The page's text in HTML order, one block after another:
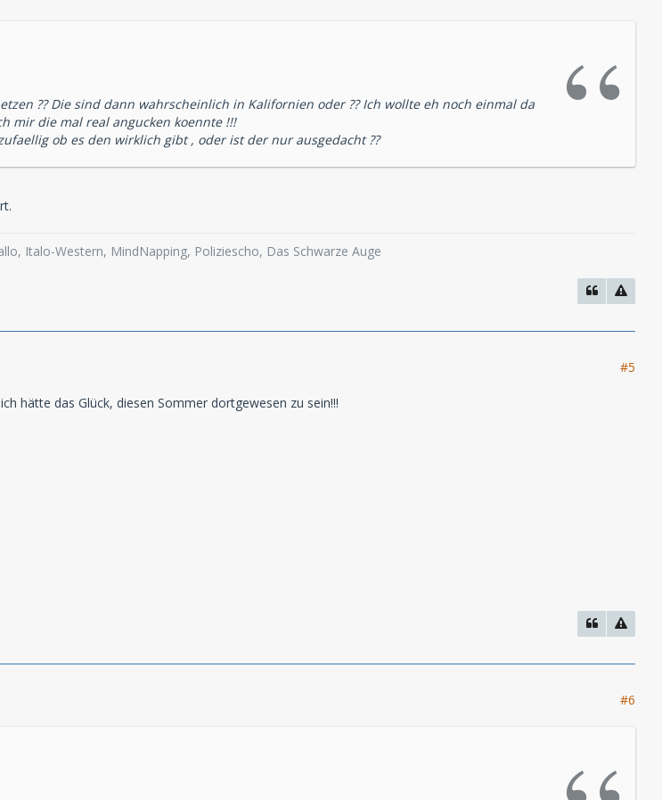
?? Die sind dann wahrscheinlich in Kalifornien oder ?? Ich wollte eh noch einmal da
mir die mal real angucken koennte !!!
ob es den wirklich gibt , oder ist der nur ausgedacht ??
Italo-Western, MindNapping, Poliziescho, Das Schwarze Auge
#5
hätte das Glück, diesen Sommer dortgewesen zu sein!!!
#6